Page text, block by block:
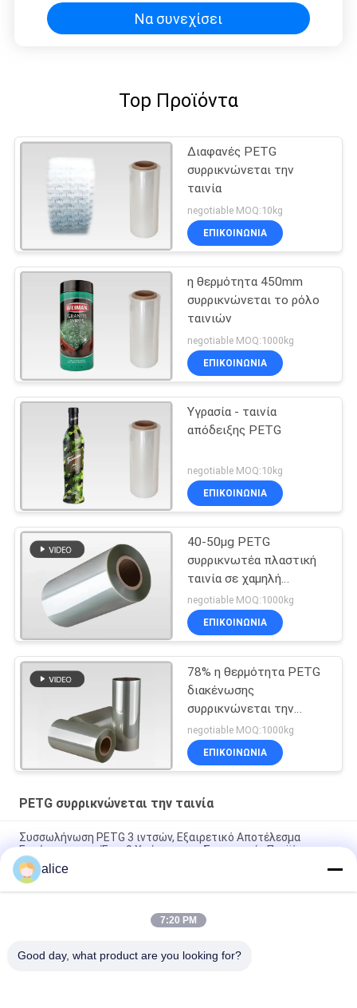
Να συνεχίσει
Top Προϊόντα
Διαφανές PETG
συρρικνώνεται την
ταινία
negotiable MOQ:10kg
ΕΠΙΚΟΙΝΩΝΙΑ
η θερμότητα 450mm
συρρικνώνεται το ρόλο
ταινιών
negotiable MOQ:1000kg
ΕΠΙΚΟΙΝΩΝΙΑ
Υγρασία - ταινία
απόδειξης PETG
negotiable MOQ:10kg
ΕΠΙΚΟΙΝΩΝΙΑ
40-50μg PETG
συρρικνωτέα πλαστική
ταινία σε χαμηλή
θερμοκρασία
negotiable MOQ:1000kg
ΕΠΙΚΟΙΝΩΝΙΑ
78% η θερμότητα PETG
διακένωσης
συρρικνώνεται την
ταινία στη Shrinkable
ετικέτα μανικιών
negotiable MOQ:1000kg
ΕΠΙΚΟΙΝΩΝΙΑ
PETG συρρικνώνεται την ταινία
Συσσωλήνωση PETG 3 ιντσών, Εξαιρετικό Αποτέλεσμα
Εκτύπωσης και Έως 9 Χρώματα για Συσκευασία Προϊόντων
40mic διαφανείς Shrinkable ταινίες πολυεστέρα για τις
ετικέτες μπουκαλιών εκτύπωσης
Ελαστική ταινία συρρίκνωσης PETG Ιδανικό υλικό PET για
alice
7:20 PM
Good day, what product are you looking for?